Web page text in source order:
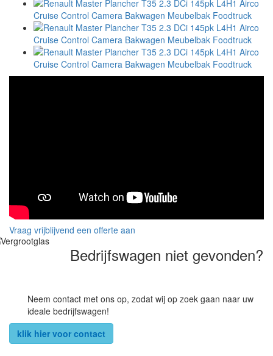
Vraag vrijblijvend een offerte aan
Bedrijfswagen niet gevonden?
Neem contact met ons op, zodat wij op zoek gaan naar uw
ideale bedrijfswagen!
klik hier voor contact